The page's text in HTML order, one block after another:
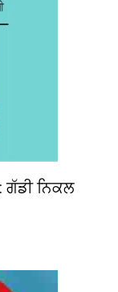
ਗੱਡੀ ਨਿਕਲ